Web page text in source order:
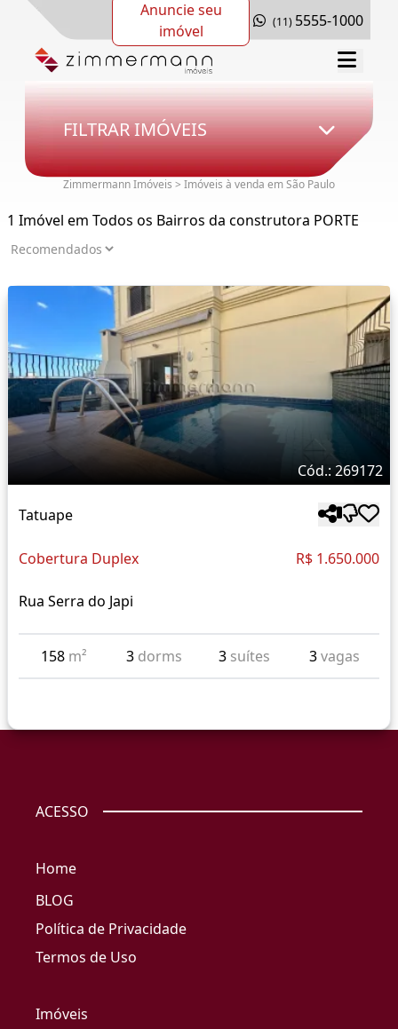
Anuncie seu
imóvel
(11) 5555-1000
FILTRAR IMÓVEIS
Zimmermann Imóveis > Imóveis à venda em São Paulo
1 Imóvel em Todos os Bairros da construtora PORTE
Cód.: 269172
Tatuape
Cobertura Duplex R$ 1.650.000
Rua Serra do Japi
158 m² 3 dorms 3 suítes 3vagas
ACESSO
Home
BLOG
Política de Privacidade
Termos de Uso
Imóveis